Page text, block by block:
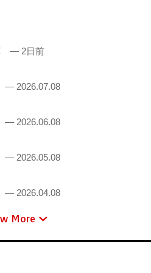
— 2日前
— 2026.07.08
— 2026.06.08
— 2026.05.08
— 2026.04.08
More